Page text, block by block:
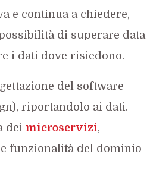
e continua a chiedere,
di superare data
i dati dove risiedono.
del software
riportandolo ai dati.
dei microservizi,
funzionalità del dominio